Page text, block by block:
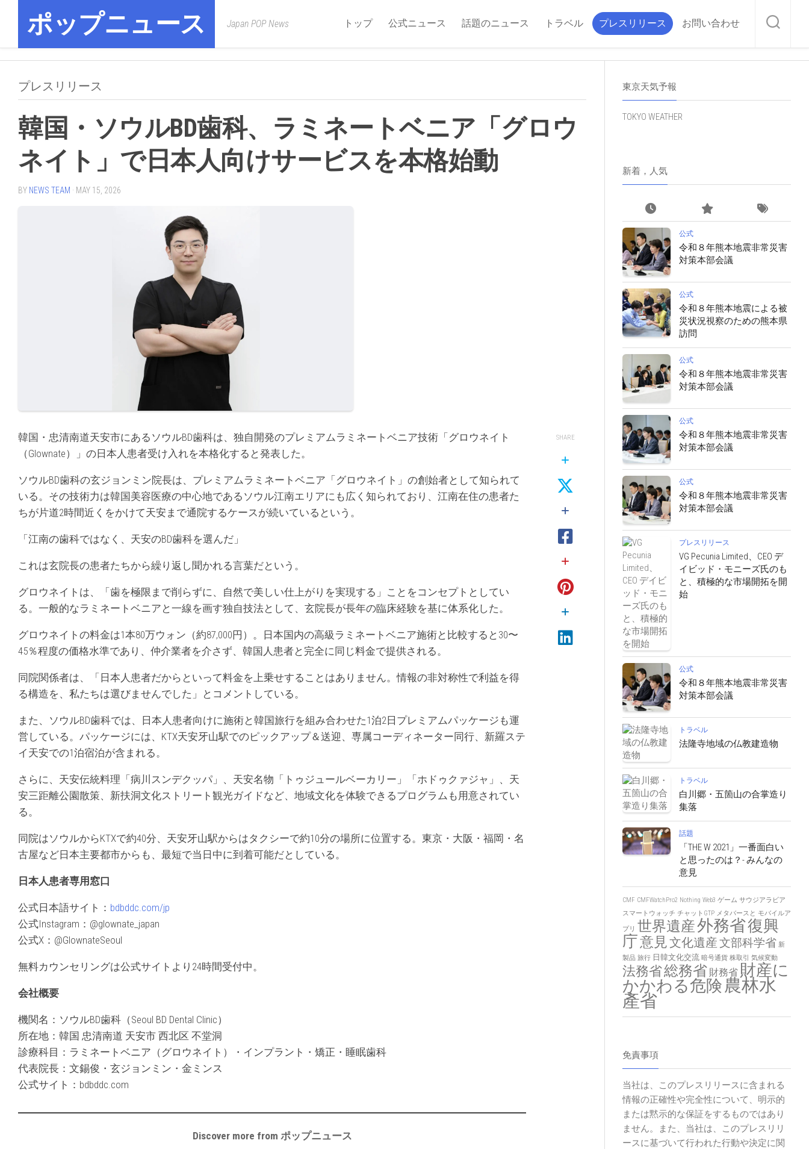
contentポップニュース Japan POP News トップ 公式ニュース 話題のニュース トラベル プレスリリース お問い合わせ
プレスリリース
韓国・ソウルBD歯科、ラミネートベニア「グロウ
ネイト」で日本人向けサービスを本格始動
BY NEWS TEAM · MAY 15, 2026
韓国・忠清南道天安市にあるソウルBD歯科は、独自開発のプレミアムラミネートベニア技術「グロウネイト
（Glownate）」の日本人患者受け入れを本格化すると発表した。
ソウルBD歯科の玄ジョンミン院長は、プレミアムラミネートベニア「グロウネイト」の創始者として知られて
いる。その技術力は韓国美容医療の中心地であるソウル江南エリアにも広く知られており、江南在住の患者た
ちが片道2時間近くをかけて天安まで通院するケースが続いているという。
「江南の歯科ではなく、天安のBD歯科を選んだ」
これは玄院長の患者たちから繰り返し聞かれる言葉だという。
グロウネイトは、「歯を極限まで削らずに、自然で美しい仕上がりを実現する」ことをコンセプトとしてい
る。一般的なラミネートベニアと一線を画す独自技法として、玄院長が長年の臨床経験を基に体系化した。
グロウネイトの料金は1本80万ウォン（約87,000円）。日本国内の高級ラミネートベニア施術と比較すると30〜
45％程度の価格水準であり、仲介業者を介さず、韓国人患者と完全に同じ料金で提供される。
同院関係者は、「日本人患者だからといって料金を上乗せすることはありません。情報の非対称性で利益を得
る構造を、私たちは選びませんでした」とコメントしている。
また、ソウルBD歯科では、日本人患者向けに施術と韓国旅行を組み合わせた1泊2日プレミアムパッケージも運
営している。パッケージには、KTX天安牙山駅でのピックアップ＆送迎、専属コーディネーター同行、新羅ステ
イ天安での1泊宿泊が含まれる。
さらに、天安伝統料理「病川スンデクッパ」、天安名物「トゥジュールベーカリー」「ホドゥクァジャ」、天
安三距離公園散策、新扶洞文化ストリート観光ガイドなど、地域文化を体験できるプログラムも用意されてい
る。
同院はソウルからKTXで約40分、天安牙山駅からはタクシーで約10分の場所に位置する。東京・大阪・福岡・名
古屋など日本主要都市からも、最短で当日中に到着可能だとしている。
日本人患者専用窓口
公式日本語サイト： bdbddc.com/jp
公式Instagram：@glownate_japan
公式X：@GlownateSeoul
無料カウンセリングは公式サイトより24時間受付中。
会社概要
機関名：ソウルBD歯科（Seoul BD Dental Clinic）
所在地：韓国 忠清南道 天安市 西北区 不堂洞
診療科目：ラミネートベニア（グロウネイト）・インプラント・矯正・睡眠歯科
代表院長：文錫俊・玄ジョンミン・金ミンス
公式サイト：bdbddc.com
Discover more from ポップニュース
SHARE
東京天気予報
TOKYO WEATHER
新着，人気
公式
令和８年熊本地震非常災害
対策本部会議
公式
令和８年熊本地震による被
災状況視察のための熊本県
訪問
公式
令和８年熊本地震非常災害
対策本部会議
公式
令和８年熊本地震非常災害
対策本部会議
公式
令和８年熊本地震非常災害
対策本部会議
プレスリリース
VG Pecunia Limited、CEO デ
イビッド・モニーズ氏のも
と、積極的な市場開拓を開
始
公式
令和８年熊本地震非常災害
対策本部会議
トラベル
法隆寺地域の仏教建造物
トラベル
白川郷・五箇山の合掌造り
集落
話題
「THE W 2021」一番面白い
と思ったのは？- みんなの
意見
CMF CMFWatchPro2 Nothing Web3 ゲーム サウジアラビア
スマートウォッチ チャットGTP メタバースと モバイルア
プリ 世界遺産外務省復興
庁意見文化遺産文部科学省 新
製品 旅行 日韓文化交流 暗号通貨 株取引 気候変動
法務省総務省 財務省 財産に
かかわる危険農林水
產省
免責事項
当社は、このプレスリリースに含まれる
情報の正確性や完全性について、明示的
または黙示的な保証をするものではあり
ません。また、当社は、このプレスリリ
ースに基づいて行われた行動や決定に関